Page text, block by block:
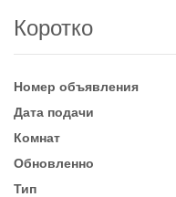
Коротко
Номер объявления
Дата подачи
Комнат
Обновленно
Тип